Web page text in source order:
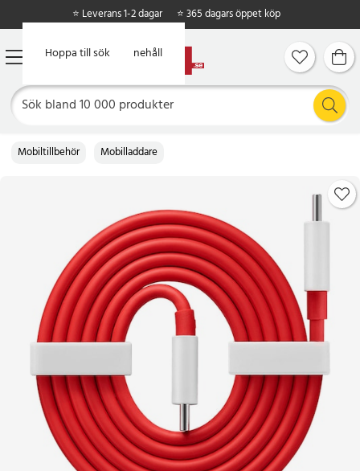
Hoppa till huvudinnehåll
Hoppa till sök
⭐ Leverans 1-2 dagar ⭐ 365 dagars öppet köp
Mobiltillbehör Mobilladdare